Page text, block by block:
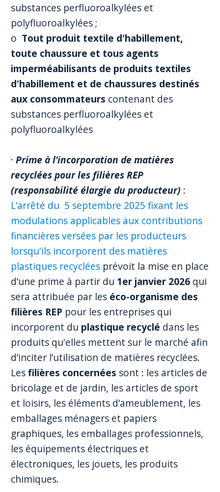
substances perfluoroalkylées et
polyfluoroalkylées ;
o Tout produit textile d'habillement,
toute chaussure et tous agents
imperméabilisants de produits textiles
d'habillement et de chaussures destinés
aux consommateurs contenant des
substances perfluoroalkylées et
polyfluoroalkylées
·Prime à l’incorporation de matières
recyclées pour les filières REP
(responsabilité élargie du producteur) :
L’arrêté du 5 septembre 2025 fixant les
modulations applicables aux contributions
financières versées par les producteurs
lorsqu'ils incorporent des matières
plastiques recyclées prévoit la mise en place
d’une prime à partir du 1er janvier 2026 qui
sera attribuée par les éco-organisme des
filières REP pour les entreprises qui
incorporent du plastique recyclé dans les
produits qu'elles mettent sur le marché afin
d’inciter l’utilisation de matières recyclées.
Lesfilières concernées sont : les articles de
bricolage et de jardin, les articles de sport
et loisirs, les éléments d’ameublement, les
emballages ménagers et papiers
graphiques, les emballages professionnels,
les équipements électriques et
électroniques, les jouets, les produits
chimiques.